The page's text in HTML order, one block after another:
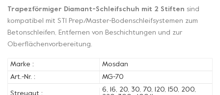
Trapezförmiger Diamant-Schleifschuh mit 2 Stiften sind
kompatibel mit STI Prep/Master-Bodenschleifsystemen zum
Betonschleifen, Entfernen von Beschichtungen und zur
Oberflächenvorbereitung.
Marke :
Mosdan
Art.-Nr. :
MG-70
Streugut :
6, 16, 20, 30, 70, 120, 150, 200,